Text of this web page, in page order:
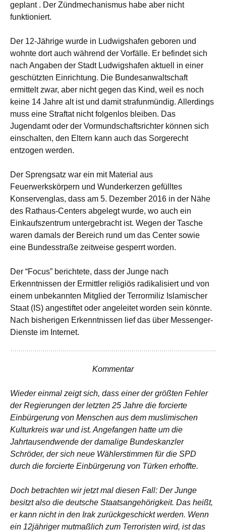
geplant . Der Zündmechanismus habe aber nicht
funktioniert.
Der 12-Jährige wurde in Ludwigshafen geboren und
wohnte dort auch während der Vorfälle. Er befindet sich
nach Angaben der Stadt Ludwigshafen aktuell in einer
geschützten Einrichtung. Die Bundesanwaltschaft
ermittelt zwar, aber nicht gegen das Kind, weil es noch
keine 14 Jahre alt ist und damit strafunmündig. Allerdings
muss eine Straftat nicht folgenlos bleiben. Das
Jugendamt oder der Vormundschaftsrichter können sich
einschalten, den Eltern kann auch das Sorgerecht
entzogen werden.
Der Sprengsatz war ein mit Material aus
Feuerwerkskörpern und Wunderkerzen gefülltes
Konservenglas, dass am 5. Dezember 2016 in der Nähe
des Rathaus-Centers abgelegt wurde, wo auch ein
Einkaufszentrum untergebracht ist. Wegen der Tasche
waren damals der Bereich rund um das Center sowie
eine Bundesstraße zeitweise gesperrt worden.
Der “Focus” berichtete, dass der Junge nach
Erkenntnissen der Ermittler religiös radikalisiert und von
einem unbekannten Mitglied der Terrormiliz Islamischer
Staat (IS) angestiftet oder angeleitet worden sein könnte.
Nach bisherigen Erkenntnissen lief das über Messenger-
Dienste im Internet.
Kommentar
Wieder einmal zeigt sich, dass einer der größten Fehler
der Regierungen der letzten 25 Jahre die forcierte
Einbürgerung von Menschen aus dem muslimischen
Kulturkreis war und ist. Angefangen hatte um die
Jahrtausendwende der damalige Bundeskanzler
Schröder, der sich neue Wählerstimmen für die SPD
durch die forcierte Einbürgerung von Türken erhoffte.
Doch betrachten wir jetzt mal diesen Fall: Der Junge
besitzt also die deutsche Staatsangehörigkeit. Das heißt,
er kann nicht in den Irak zurückgeschickt werden. Wenn
ein 12jähriger mutmaßlich zum Terroristen wird, ist das